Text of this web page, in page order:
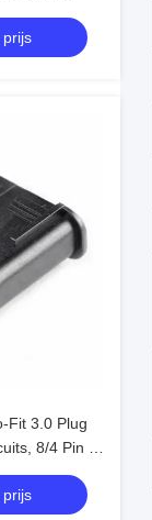
Fit 3.0 Plug
8/4 Pin 3